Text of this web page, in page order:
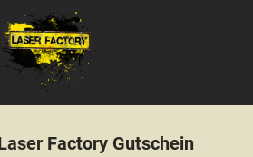
Factory Gutschein